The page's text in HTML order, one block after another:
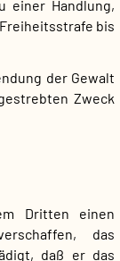
einer Handlung,
bis
der Gewalt
Zweck
Dritten einen
das
daß er das